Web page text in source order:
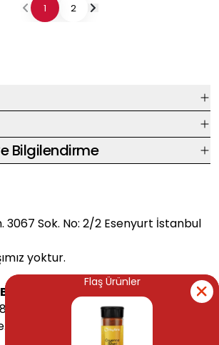
1 2
Bilgilendirme
3067 Sok. No: 2/2 Esenyurt İstanbul
yoktur.
Flaş Ürünler
Flaş Ürünler